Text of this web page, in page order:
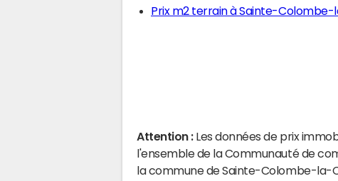
Prix m2 terrain à Sainte-
Attention : Les données de prix
l'ensemble de la Communauté de
la commune de Sainte-Colombe-la-